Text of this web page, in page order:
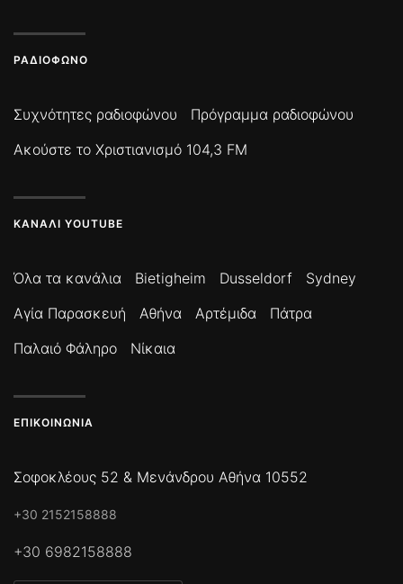
ΡΑΔΙΌΦΩΝΟ
Συχνότητες ραδιοφώνου
Πρόγραμμα ραδιοφώνου
Ακούστε το Χριστιανισμό 104,3 FM
ΚΑΝΆΛΙ YOUTUBE
Όλα τα κανάλια Bietigheim Dusseldorf
Sydney
Αγία Παρασκευή
Αθήνα Αρτέμιδα
Πάτρα
Παλαιό Φάληρο
Νίκαια
ΕΠΙΚΟΙΝΩΝΊΑ
Σοφοκλέους 52 & Μενάνδρου Αθήνα 10552
+30 2152158888
+30 6982158888